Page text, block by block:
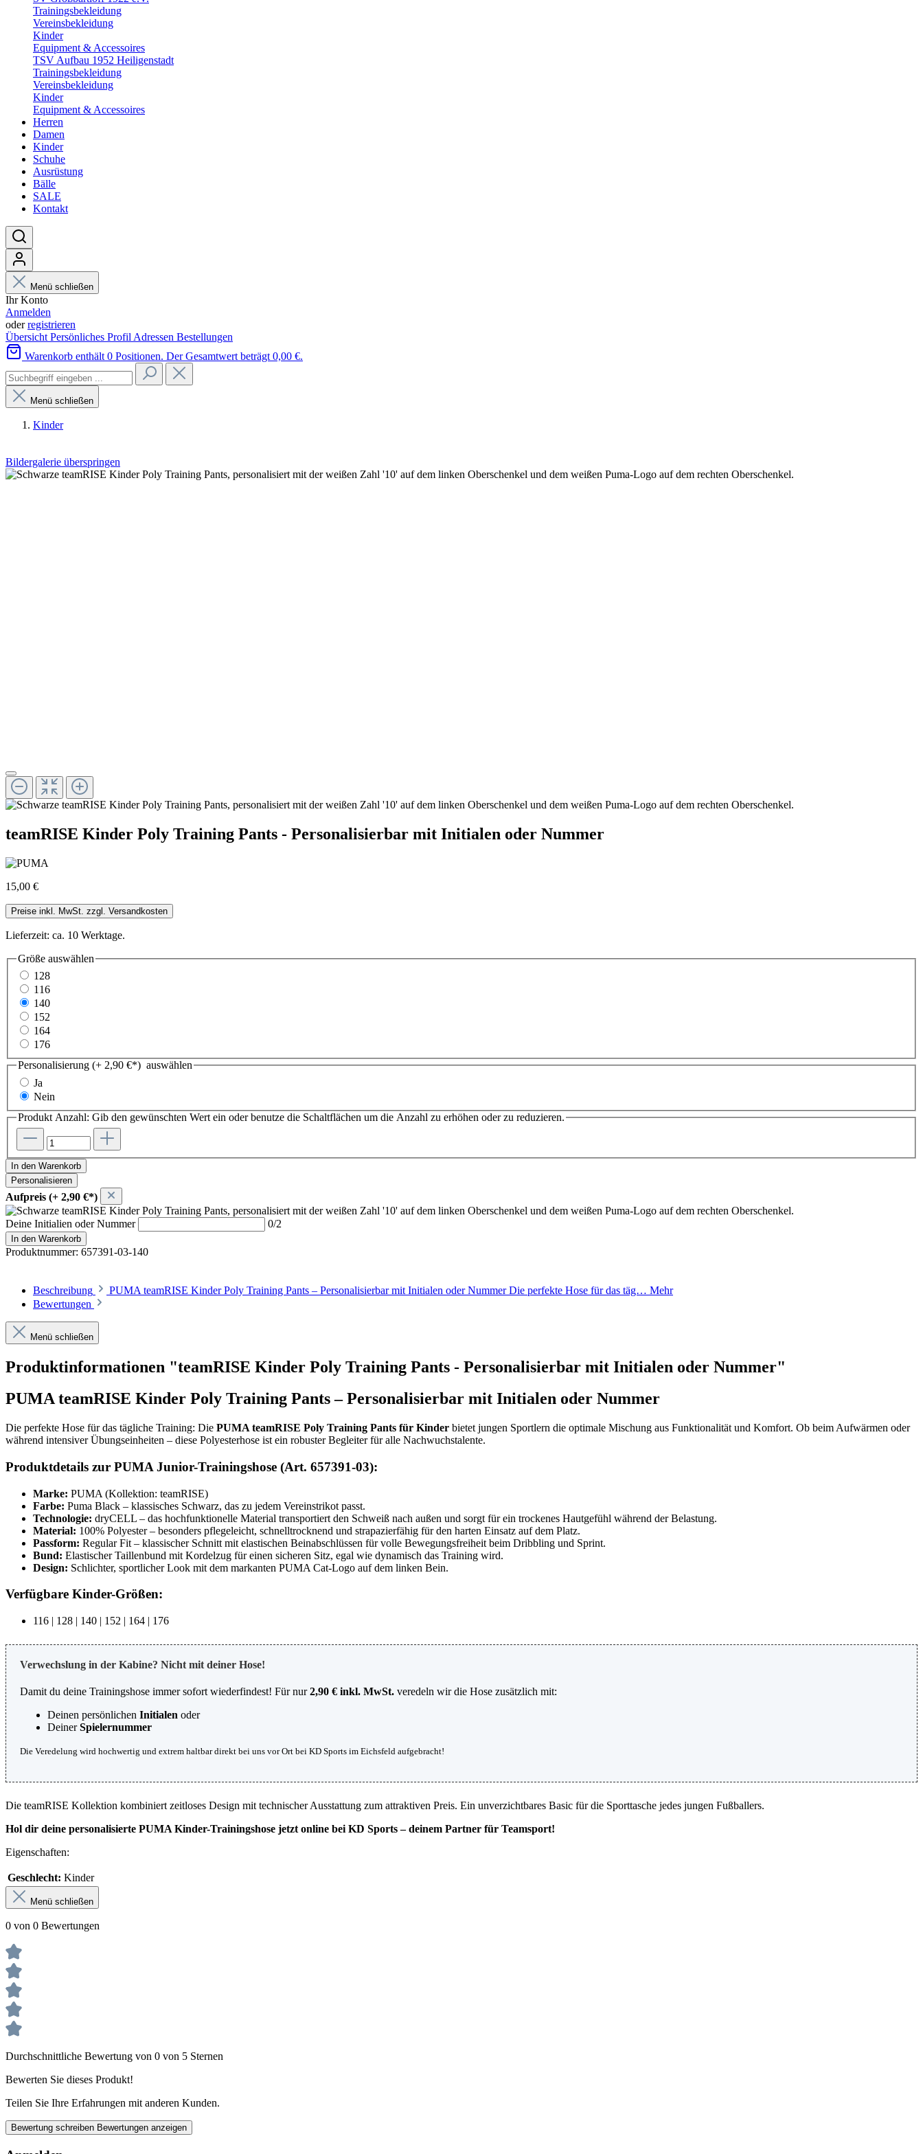
Trainingsbekleidung
Vereinsbekleidung
Kinder
Equipment & Accessoires
TSV Aufbau 1952 Heiligenstadt
Trainingsbekleidung
Vereinsbekleidung
Kinder
Equipment & Accessoires
Herren
Damen
Kinder
Schuhe
Ausrüstung
Bälle
SALE
Kontakt
Menü schließen
Ihr Konto
Anmelden
oderregistrieren
Übersicht Persönliches Profil Adressen Bestellungen
Warenkorb enthält 0 Positionen. Der Gesamtwert beträgt 0,00 €.
Menü schließen
Kinder
Bildergalerie überspringen
teamRISE Kinder Poly Training Pants - Personalisierbar mit Initialen oder Nummer
15,00 €
Preise inkl. MwSt. zzgl. Versandkosten
Lieferzeit: ca. 10 Werktage.
Größe auswählen
128
116
140
152
164
176
Personalisierung (+ 2,90 €*) auswählen
Ja
Nein
Produkt Anzahl: Gib den gewünschten Wert ein oder benutze die Schaltflächen um die Anzahl zu erhöhen oder zu reduzieren.
In den Warenkorb
Personalisieren
Aufpreis (+ 2,90 €*)
Deine Initialien oder Nummer 0/2
In den Warenkorb
Produktnummer: 657391-03-140
Beschreibung PUMA teamRISE Kinder Poly Training Pants – Personalisierbar mit Initialen oder Nummer Die perfekte Hose für das täg… Mehr
Bewertungen
Menü schließen
Produktinformationen "teamRISE Kinder Poly Training Pants - Personalisierbar mit Initialen oder Nummer"
PUMA teamRISE Kinder Poly Training Pants – Personalisierbar mit Initialen oder Nummer
Die perfekte Hose für das tägliche Training: Die PUMA teamRISE Poly Training Pants für Kinder bietet jungen Sportlern die optimale Mischung aus Funktionalität und Komfort. Ob beim Aufwärmen oder
während intensiver Übungseinheiten – diese Polyesterhose ist ein robuster Begleiter für alle Nachwuchstalente.
Produktdetails zur PUMA Junior-Trainingshose (Art. 657391-03):
Marke: PUMA (Kollektion: teamRISE)
Farbe: Puma Black – klassisches Schwarz, das zu jedem Vereinstrikot passt.
Technologie: dryCELL – das hochfunktionelle Material transportiert den Schweiß nach außen und sorgt für ein trockenes Hautgefühl während der Belastung.
Material: 100% Polyester – besonders pflegeleicht, schnelltrocknend und strapazierfähig für den harten Einsatz auf dem Platz.
Passform: Regular Fit – klassischer Schnitt mit elastischen Beinabschlüssen für volle Bewegungsfreiheit beim Dribbling und Sprint.
Bund: Elastischer Taillenbund mit Kordelzug für einen sicheren Sitz, egal wie dynamisch das Training wird.
Design: Schlichter, sportlicher Look mit dem markanten PUMA Cat-Logo auf dem linken Bein.
Verfügbare Kinder-Größen:
116 | 128 | 140 | 152 | 164 | 176
Verwechslung in der Kabine? Nicht mit deiner Hose!
Damit du deine Trainingshose immer sofort wiederfindest! Für nur2,90 € inkl. MwSt. veredeln wir die Hose zusätzlich mit:
Deinen persönlichen Initialen oder
DeinerSpielernummer
Die Veredelung wird hochwertig und extrem haltbar direkt bei uns vor Ort bei KD Sports im Eichsfeld aufgebracht!
Die teamRISE Kollektion kombiniert zeitloses Design mit technischer Ausstattung zum attraktiven Preis. Ein unverzichtbares Basic für die Sporttasche jedes jungen Fußballers.
Hol dir deine personalisierte PUMA Kinder-Trainingshose jetzt online bei KD Sports – deinem Partner für Teamsport!
Eigenschaften:
Geschlecht: Kinder
Menü schließen
0 von 0 Bewertungen
Durchschnittliche Bewertung von 0 von 5 Sternen
Bewerten Sie dieses Produkt!
Teilen Sie Ihre Erfahrungen mit anderen Kunden.
Bewertung schreiben Bewertungen anzeigen